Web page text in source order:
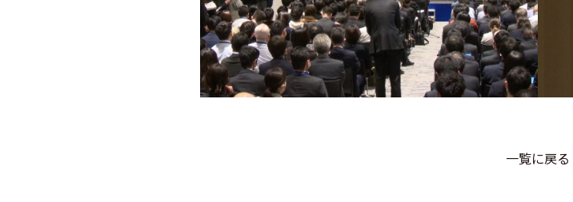
一覧に戻る